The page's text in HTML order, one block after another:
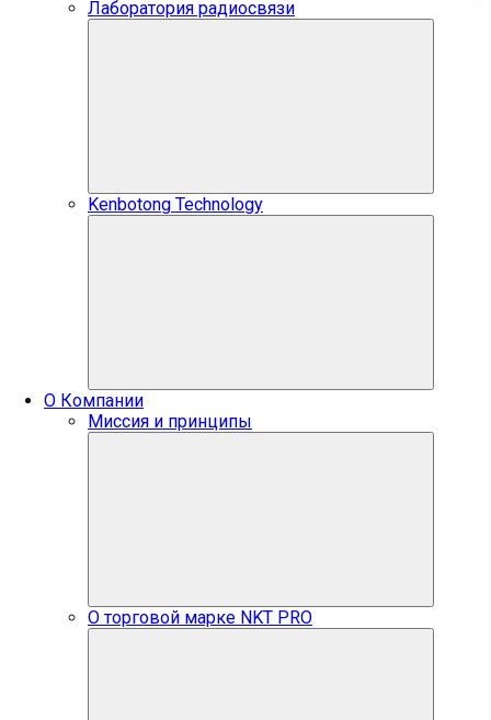
Лаборатория радиосвязи
Kenbotong Technology
О Компании
Миссия и принципы
О торговой марке NKT PRO